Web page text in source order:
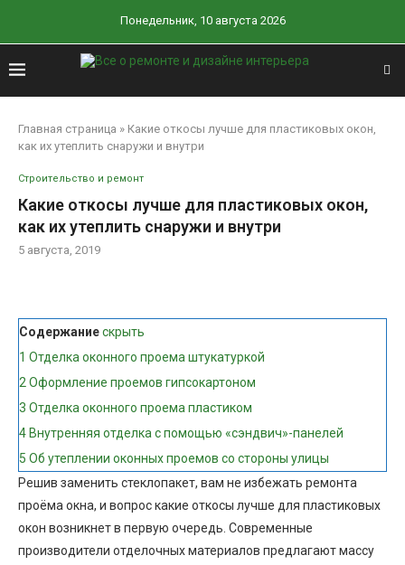
Понедельник, 10 августа 2026
Главная страница » Какие откосы лучше для пластиковых окон,
как их утеплить снаружи и внутри
Строительство и ремонт
Какие откосы лучше для пластиковых окон,
как их утеплить снаружи и внутри
5 августа, 2019
Содержаниескрыть
1 Отделка оконного проема штукатуркой
2 Оформление проемов гипсокартоном
3 Отделка оконного проема пластиком
4 Внутренняя отделка с помощью «сэндвич»-панелей
5 Об утеплении оконных проемов со стороны улицы
Решив заменить стеклопакет, вам не избежать ремонта
проёма окна, и вопрос какие откосы лучше для пластиковых
окон возникнет в первую очередь. Современные
производители отделочных материалов предлагают массу